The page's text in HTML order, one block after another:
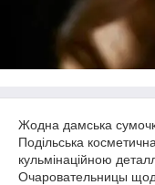
Жодна дамська
Подільська
кульмінаційною
Очаровательницы